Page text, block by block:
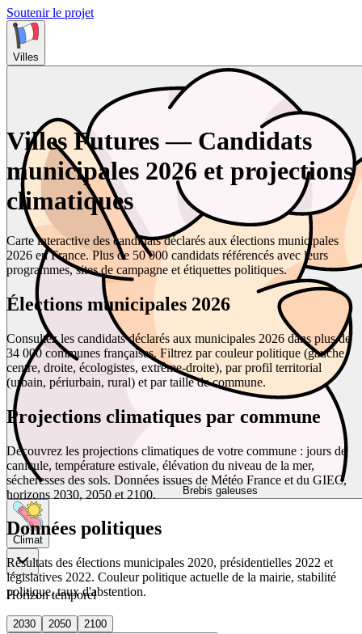
Soutenir le projet
Villes
Brebis galeuses
Climat
Horizon temporel
2030 2050
2100
Villes Futures — Candidats
municipales 2026 et projections
climatiques
Carte interactive des candidats déclarés aux élections municipales
2026 en France. Plus de 50 000 candidats référencés avec leurs
programmes, sites de campagne et étiquettes politiques.
Élections municipales 2026
Consultez les candidats déclarés aux municipales 2026 dans plus de
34 000 communes françaises. Filtrez par couleur politique (gauche,
centre, droite, écologistes, extrême-droite), par profil territorial
(urbain, périurbain, rural) et par taille de commune.
Projections climatiques par commune
Découvrez les projections climatiques de votre commune : jours de
canicule, température estivale, élévation du niveau de la mer,
sécheresses des sols. Données issues de Météo France et du GIEC,
horizons 2030, 2050 et 2100.
Données politiques
Résultats des élections municipales 2020, présidentielles 2022 et
législatives 2022. Couleur politique actuelle de la mairie, stabilité
politique, taux d'abstention.